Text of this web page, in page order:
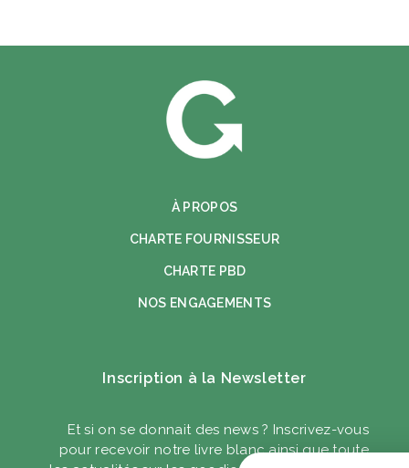
À PROPOS
CHARTE FOURNISSEUR
CHARTE PBD
NOS ENGAGEMENTS
Inscription à la Newsletter
Et si on se donnait des news ? Inscrivez-vous
pour recevoir notre livre blanc ainsi que toute